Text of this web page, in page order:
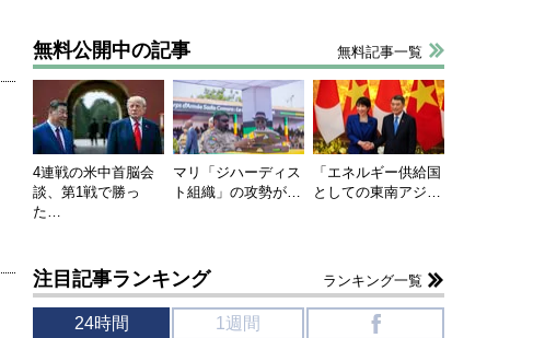
無料公開中の記事 無料記事一覧
4連戦の米中首脳会
談、第1戦で勝っ
た…
マリ「ジハーディス
ト組織」の攻勢が…
「エネルギー供給国
としての東南アジ…
注目記事ランキング ランキング一覧
24時間 1週間